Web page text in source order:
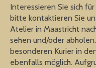
Interessieren Sie sich
bitte kontaktieren Sie
Atelier in Maastricht
sehen und/oder
besonderen Kurier in
ebenfalls möglich.